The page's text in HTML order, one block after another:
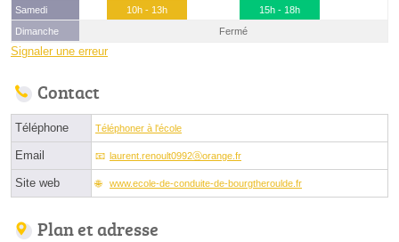
Samedi
10h - 13h
15h - 18h
Dimanche
Fermé
Signaler une erreur
Contact
Téléphone Téléphoner à l'école
Email laurent.renoult0992ⓐorange.fr
Site web www.ecole-de-conduite-de-bourgtheroulde.fr
Plan et adresse